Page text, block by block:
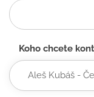
Koho chcete